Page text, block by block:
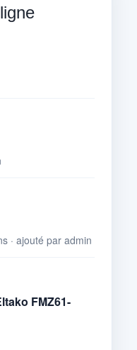
· ajouté par admin
FMZ61-